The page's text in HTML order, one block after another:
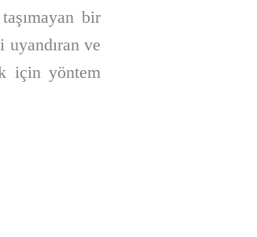
bir
ve
için yöntem